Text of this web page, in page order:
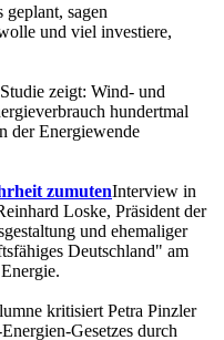
sagen
und viel investiere,
zeigt: Wind- und
hundertmal
der Energiewende
zumutenInterview in
Loske, Präsident der
und ehemaliger
Deutschland" am
kritisiert Petra Pinzler
Gesetzes durch